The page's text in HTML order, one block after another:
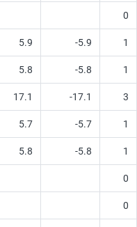
0
5.9 -5.9 1
5.8 -5.8 1
17.1 -17.1 3
5.7 -5.7 1
5.8 -5.8 1
0
0